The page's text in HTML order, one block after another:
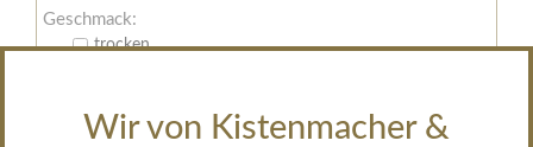
Wir von Kistenmacher &
Geschmack:
trocken
halbtrocken